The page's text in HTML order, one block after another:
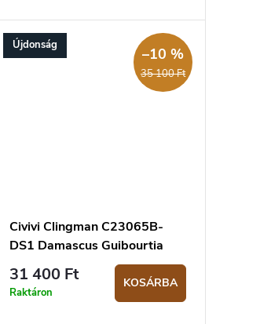
Újdonság
35 100 Ft
–10 %
Civivi Clingman C23065B-
DS1 Damascus Guibourtia
Wood zsebkés
31 400 Ft
Raktáron
KOSÁRBA